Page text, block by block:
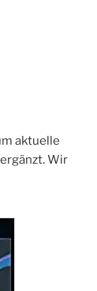
aktuelle
Wir